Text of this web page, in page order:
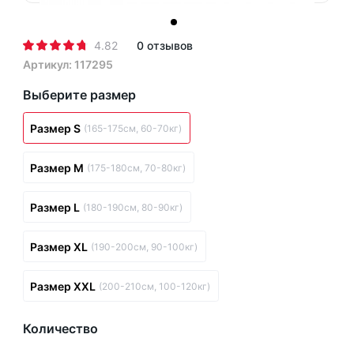
4.82
0 отзывов
Артикул: 117295
Выберите размер
Размер S (165-175см, 60-70кг)
Размер M (175-180см, 70-80кг)
Размер L (180-190см, 80-90кг)
Размер XL (190-200см, 90-100кг)
Размер XXL (200-210см, 100-120кг)
Количество